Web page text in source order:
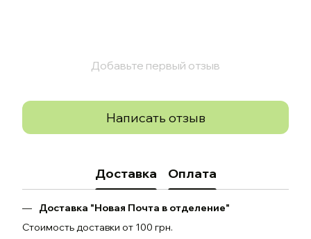
Добавьте первый отзыв
Написать отзыв
Доставка Оплата
Доставка "Новая Почта в отделение"
Стоимость доставки от 100 грн.